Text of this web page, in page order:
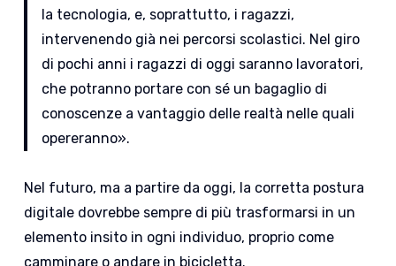
la tecnologia, e, soprattutto, i ragazzi,
intervenendo già nei percorsi scolastici. Nel giro
di pochi anni i ragazzi di oggi saranno lavoratori,
che potranno portare con sé un bagaglio di
conoscenze a vantaggio delle realtà nelle quali
opereranno».
Nel futuro, ma a partire da oggi, la corretta postura
digitale dovrebbe sempre di più trasformarsi in un
elemento insito in ogni individuo, proprio come
camminare o andare in bicicletta.